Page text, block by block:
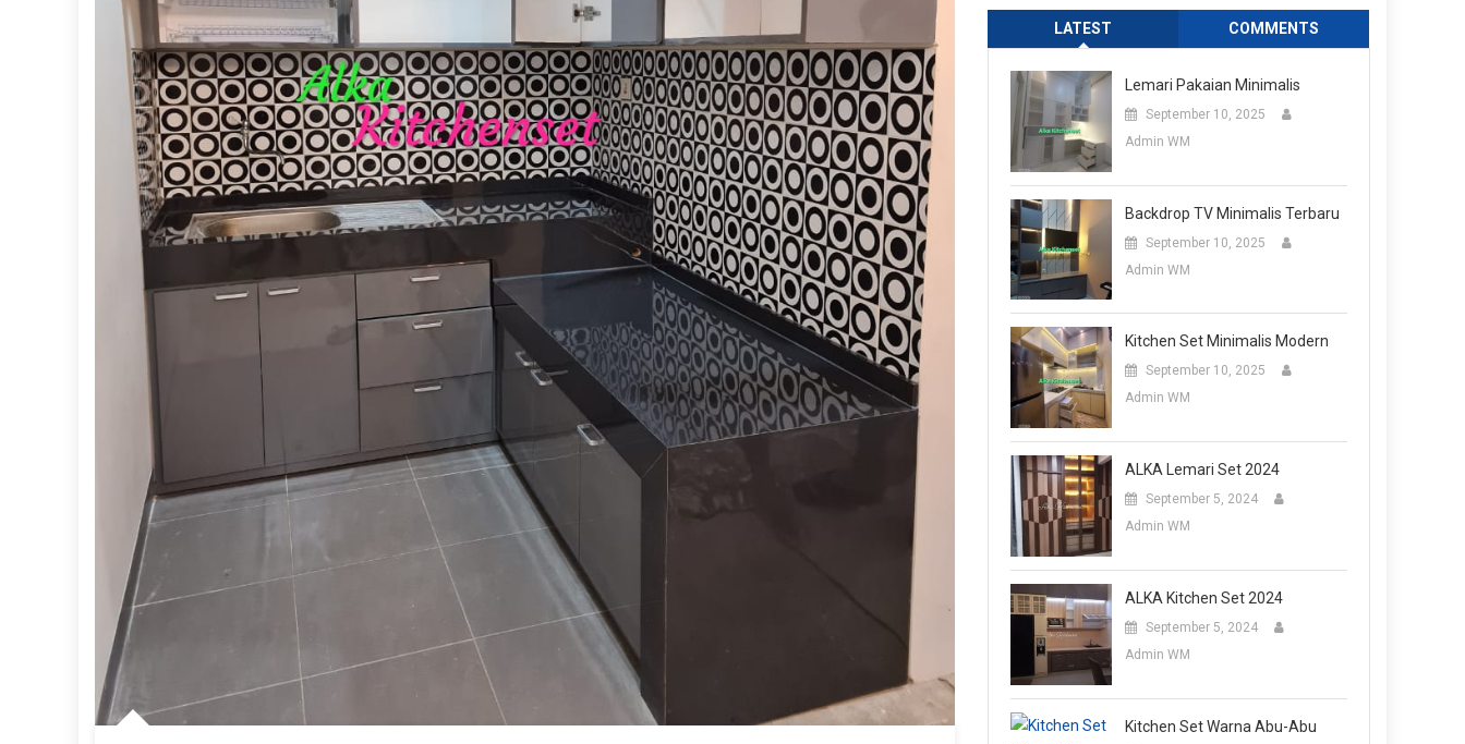
LATEST COMMENTS
Lemari Pakaian Minimalis
September 10, 2025
Admin WM
Backdrop TV Minimalis Terbaru
September 10, 2025
Admin WM
Kitchen Set Minimalis Modern
September 10, 2025
Admin WM
ALKA Lemari Set 2024
September 5, 2024
Admin WM
ALKA Kitchen Set 2024
September 5, 2024
Admin WM
Kitchen Set Warna Abu-Abu